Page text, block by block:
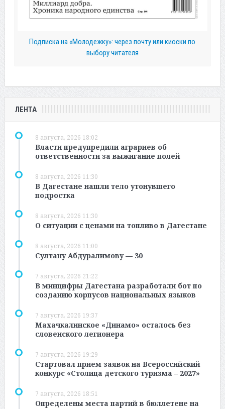
Подписка на «Молодежку»: через почту или киоски по
выбору читателя
ЛЕНТА
8 августа, 2026 18:02
Власти предупредили аграриев об
ответственности за выжигание полей
8 августа, 2026 11:30
В Дагестане нашли тело утонувшего
подростка
8 августа, 2026 11:30
О ситуации с ценами на топливо в Дагестане
8 августа, 2026 11:00
Султану Абдуралимову — 30
7 августа, 2026 21:22
В минцифры Дагестана разработали бот по
созданию корпусов национальных языков
7 августа, 2026 19:37
Махачкалинское «Динамо» осталось без
словенского легионера
7 августа, 2026 19:29
Стартовал прием заявок на Всероссийский
конкурс «Столица детского туризма – 2027»
7 августа, 2026 18:51
Определены места партий в бюллетене на